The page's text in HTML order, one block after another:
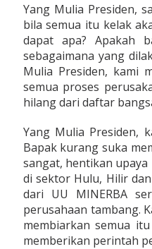
Yang Mulia Presiden,
bila semua itu kelak
dapat apa? Apakah
sebagaimana yang
Mulia Presiden, kami
semua proses
hilang dari daftar
Yang Mulia Presiden,
Bapak kurang suka
sangat, hentikan
di sektor Hulu, Hilir
dari UU MINERBA
perusahaan tambang.
membiarkan semua
memberikan perintah